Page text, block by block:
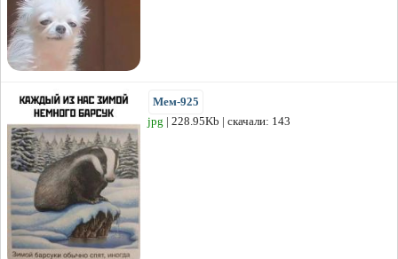
Мем-925
jpg | 228.95Kb | скачали: 143